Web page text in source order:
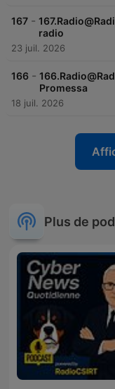
167 -
radio
23 juil. 2026
166 -
Promessa
18 juil. 2026
Plus de